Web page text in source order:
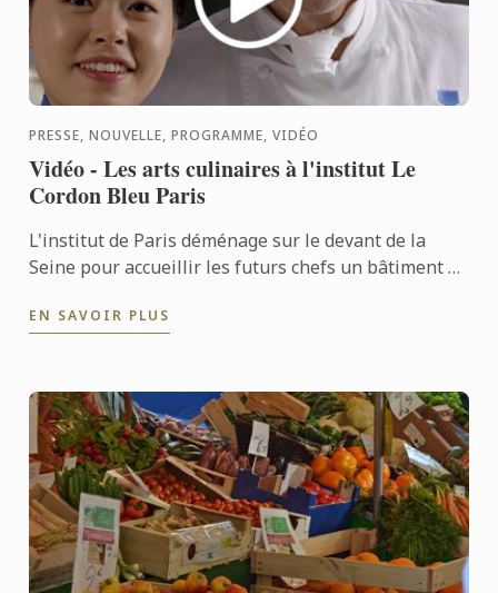
PRESSE, NOUVELLE, PROGRAMME, VIDÉO
Vidéo - Les arts culinaires à l'institut Le
Cordon Bleu Paris
L'institut de Paris déménage sur le devant de la
Seine pour accueillir les futurs chefs un bâtiment de
EN SAVOIR PLUS